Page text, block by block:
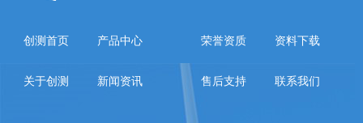
创测首页 产品中心
关于创测 新闻资讯
荣誉资质 资料下载
售后支持 联系我们